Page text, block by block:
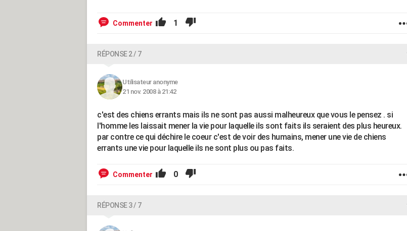
Commenter 1
RÉPONSE 2 / 7
Utilisateur anonyme
21 nov. 2008 à 21:42
c'est des chiens errants mais ils ne sont pas aussi malheureux que vous le pensez . si
l'homme les laissait mener la vie pour laquelle ils sont faits ils seraient des plus heureux.
par contre ce qui déchire le coeur c'est de voir des humains, mener une vie de chiens
errants une vie pour laquelle ils ne sont plus ou pas faits.
Commenter 0
RÉPONSE 3 / 7